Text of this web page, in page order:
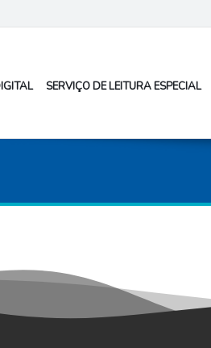
SERVIÇO DE LEITURA ESPECIAL